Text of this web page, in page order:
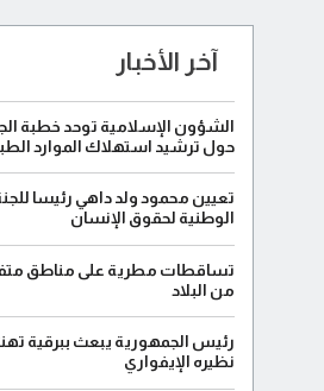
آخر الأخبار
الشؤون الإسلامية توحد خطبة
حول ترشيد استهلاك الموارد
تعيين محمود ولد داهي رئيسا
الوطنية لحقوق الإنسان
تساقطات مطرية على مناطق
من البلاد
رئيس الجمهورية يبعث ببرقية
نظيره الإيفواري